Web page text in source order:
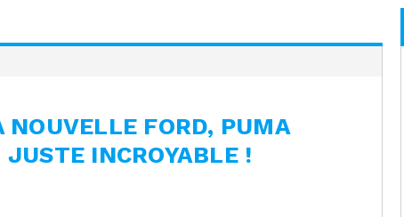
NOUVELLE FORD, PUMA
JUSTE INCROYABLE !